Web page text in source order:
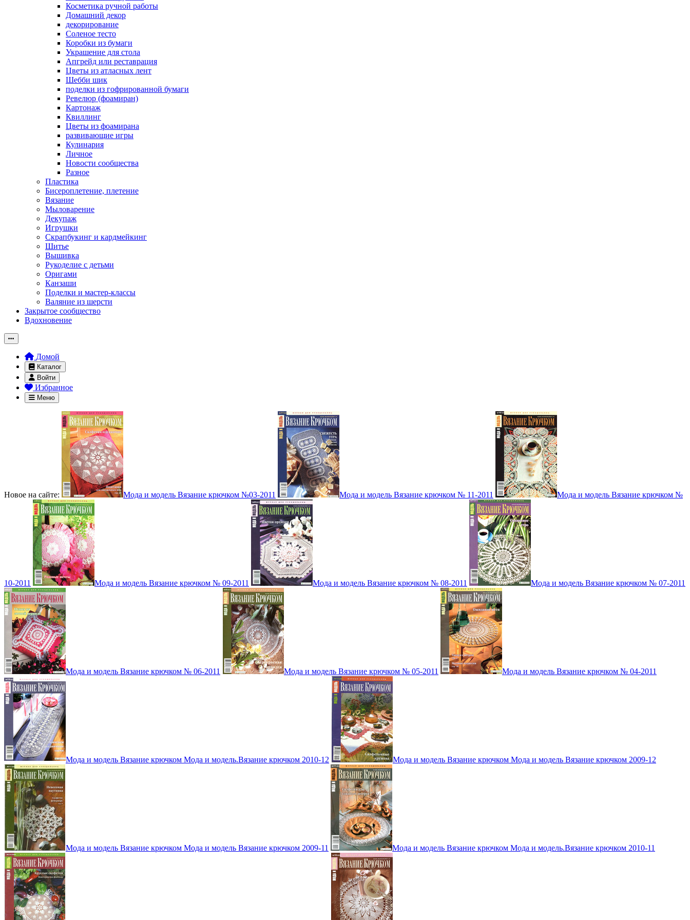
Косметика ручной работы
Домашний декор
декорирование
Соленое тесто
Коробки из бумаги
Украшение для стола
Апгрейд или реставрация
Цветы из атласных лент
Шебби шик
поделки из гофрированной бумаги
Ревелюр (фоамиран)
Картонаж
Квиллинг
Цветы из фоамирана
развивающие игры
Кулинария
Личное
Новости сообщества
Разное
Пластика
Бисероплетение, плетение
Вязание
Мыловарение
Декупаж
Игрушки
Скрапбукинг и кардмейкинг
Шитье
Вышивка
Рукоделие с детьми
Оригами
Канзаши
Поделки и мастер-классы
Валяние из шерсти
Закрытое сообщество
Вдохновение
Домой
Каталог
Войти
Избранное
Меню
Новое на сайте: Мода и модель Вязание крючком №03-2011 Мода и модель Вязание крючком № 11-2011 Мода и модель Вязание крючком №
10-2011 Мода и модель Вязание крючком № 09-2011 Мода и модель Вязание крючком № 08-2011 Мода и модель Вязание крючком № 07-2011
Мода и модель Вязание крючком № 06-2011 Мода и модель Вязание крючком № 05-2011 Мода и модель Вязание крючком № 04-2011
Мода и модель Вязание крючком Мода и модель.Вязание крючком 2010-12 Мода и модель Вязание крючком Мода и модель Вязание крючком 2009-12
Мода и модель Вязание крючком Мода и модель Вязание крючком 2009-11 Мода и модель Вязание крючком Мода и модель.Вязание крючком 2010-11